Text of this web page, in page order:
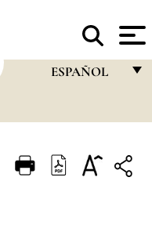
ESPAÑOL
ITALIANO